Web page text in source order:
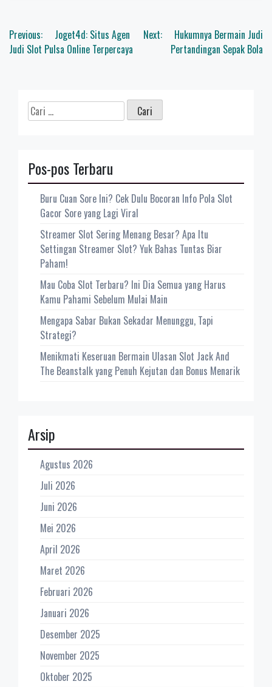
Navigasi
pos
Previous:
Joget4d: Situs Agen
Judi Slot Pulsa Online Terpercaya
Next:
Hukumnya Bermain Judi
Pertandingan Sepak Bola
Cari
untuk:
Pos-pos Terbaru
Buru Cuan Sore Ini? Cek Dulu Bocoran Info Pola Slot
Gacor Sore yang Lagi Viral
Streamer Slot Sering Menang Besar? Apa Itu
Settingan Streamer Slot? Yuk Bahas Tuntas Biar
Paham!
Mau Coba Slot Terbaru? Ini Dia Semua yang Harus
Kamu Pahami Sebelum Mulai Main
Mengapa Sabar Bukan Sekadar Menunggu, Tapi
Strategi?
Menikmati Keseruan Bermain Ulasan Slot Jack And
The Beanstalk yang Penuh Kejutan dan Bonus Menarik
Arsip
Agustus 2026
Juli 2026
Juni 2026
Mei 2026
April 2026
Maret 2026
Februari 2026
Januari 2026
Desember 2025
November 2025
Oktober 2025